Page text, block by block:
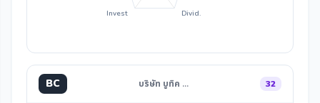
Divid.
Invest
BC บริษัท บูทิค … 32